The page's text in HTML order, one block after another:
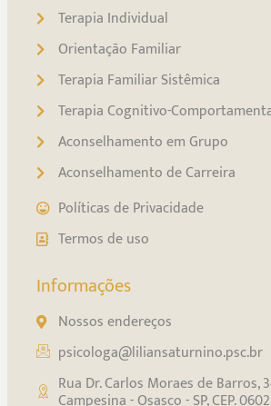
Terapia Individual
Orientação Familiar
Terapia Familiar Sistêmica
Terapia Cognitivo-
Aconselhamento em Grupo
Aconselhamento de Carreira
Políticas de Privacidade
Termos de uso
Informações
Nossos endereços
psicologa@liliansaturnino.psc.br
Rua Dr. Carlos Moraes de Barros,